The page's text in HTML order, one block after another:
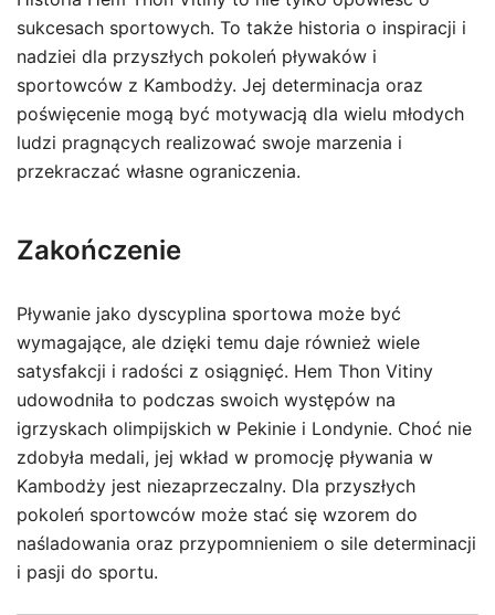
sukcesach sportowych. To także historia o inspiracji i
nadziei dla przyszłych pokoleń pływaków i
sportowców z Kambodży. Jej determinacja oraz
poświęcenie mogą być motywacją dla wielu młodych
ludzi pragnących realizować swoje marzenia i
przekraczać własne ograniczenia.
Zakończenie
Pływanie jako dyscyplina sportowa może być
wymagające, ale dzięki temu daje również wiele
satysfakcji i radości z osiągnięć. Hem Thon Vitiny
udowodniła to podczas swoich występów na
igrzyskach olimpijskich w Pekinie i Londynie. Choć nie
zdobyła medali, jej wkład w promocję pływania w
Kambodży jest niezaprzeczalny. Dla przyszłych
pokoleń sportowców może stać się wzorem do
naśladowania oraz przypomnieniem o sile determinacji
i pasji do sportu.